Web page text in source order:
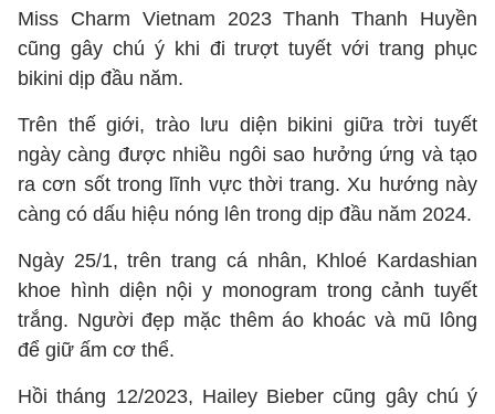
Miss Charm Vietnam 2023 Thanh Thanh Huyền
cũng gây chú ý khi đi trượt tuyết với trang phục
bikini dịp đầu năm.
Trên thế giới, trào lưu diện bikini giữa trời tuyết
ngày càng được nhiều ngôi sao hưởng ứng và tạo
ra cơn sốt trong lĩnh vực thời trang. Xu hướng này
càng có dấu hiệu nóng lên trong dịp đầu năm 2024.
Ngày 25/1, trên trang cá nhân, Khloé Kardashian
khoe hình diện nội y monogram trong cảnh tuyết
trắng. Người đẹp mặc thêm áo khoác và mũ lông
để giữ ấm cơ thể.
Hồi tháng 12/2023, Hailey Bieber cũng gây chú ý